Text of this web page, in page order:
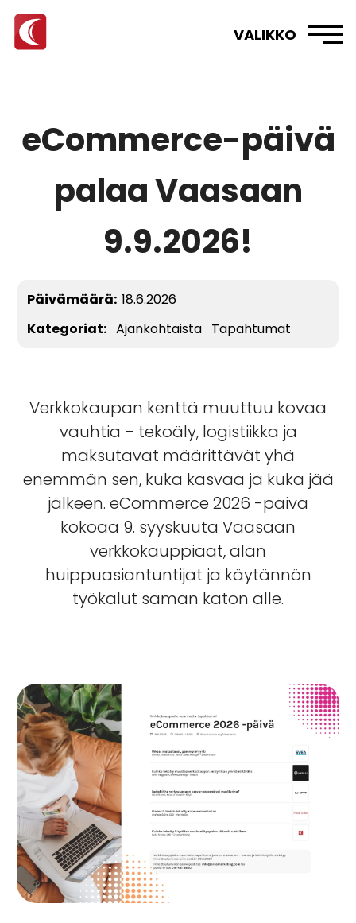
VALIKKO
eCommerce-päivä
palaa Vaasaan
9.9.2026!
Päivämäärä: 18.6.2026
Kategoriat: Ajankohtaista Tapahtumat
Verkkokaupan kenttä muuttuu kovaa
vauhtia – tekoäly, logistiikka ja
maksutavat määrittävät yhä
enemmän sen, kuka kasvaa ja kuka jää
jälkeen. eCommerce 2026 -päivä
kokoaa 9. syyskuuta Vaasaan
verkkokauppiaat, alan
huippuasiantuntijat ja käytännön
työkalut saman katon alle.